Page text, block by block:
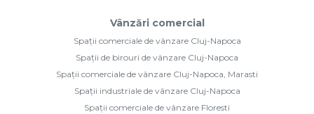
Vânzări comercial
Spații comerciale de vânzare Cluj-Napoca
Spații de birouri de vânzare Cluj-Napoca
Spații comerciale de vânzare Cluj-Napoca, Marasti
Spații industriale de vânzare Cluj-Napoca
Spații comerciale de vânzare Floresti